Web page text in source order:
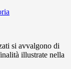
si avvalgono di
illustrate nella